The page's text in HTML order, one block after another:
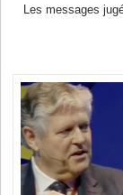
Les messages